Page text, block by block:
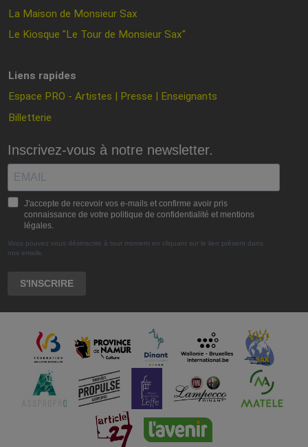
La Maison de Monsieur Sax
Le Kiosque "Le Tour de Monsieur Sax"
Liens rapides
Espace PRO - Artistes | Presse | Enseignants
Billetterie
Inscrivez-vous à notre newsletter.
J'accepte de recevoir vos e-mails et confirme avoir pris
connaissance de votre politique de confidentialité et mentions
légales.
Vous pouvez vous désinscrire à tout moment en cliquant sur le lien présent dans
nos emails.
S'INSCRIRE